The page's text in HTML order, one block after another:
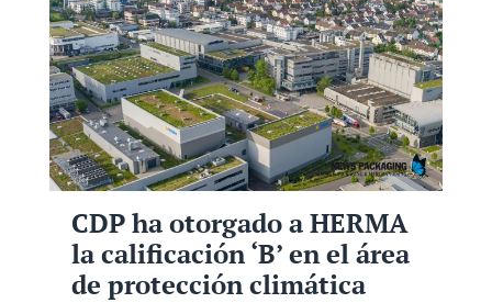
CDP ha otorgado a HERMA
la calificación ‘B’ en el área
de protección climática